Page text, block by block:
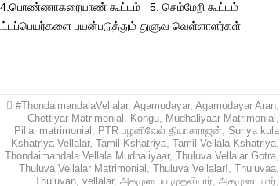
கூட்டம் 5. செம்மேறி கூட்டம்
பயன்படுத்தும் துளுவ வெள்ளாளர்கள்
#ThondaimandalaVellalar, Agamudayar, Agamudayar Aran,
Chettiyar Matrimonial , Kongu, Mudhaliyaar Matrimonial ,
Pillai matrimonial , PTR பழனிவேல் தியாகராஜன், Suriya kula
Kshatriya Vellalar, Tamil Kshatriya, Tamil Vellala Kshatriya,
Thondaimandala Vellala Mudhaliyaar, Thuluva Vellalar Gotra,
Thuluva Vellalar Matrimonial , Thuluva Vellalar!, Thuluvaa,
Thuluvan, vellalar, அகமுடைய முதலியார், அகமுடையார்,